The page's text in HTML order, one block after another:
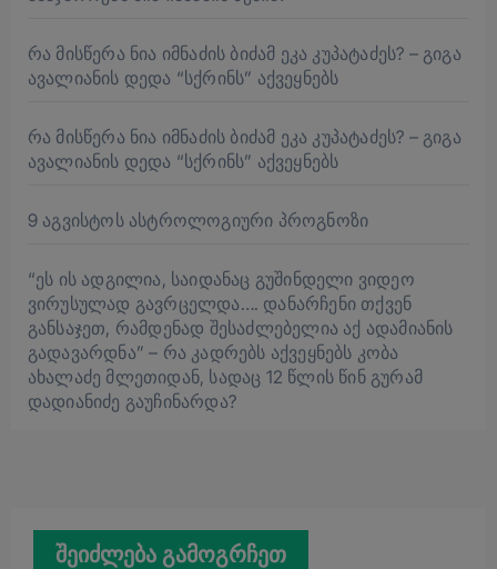
რა მისწერა ნია იმნაძის ბიძამ ეკა კუპატაძეს? – გიგა
ავალიანის დედა “სქრინს” აქვეყნებს
რა მისწერა ნია იმნაძის ბიძამ ეკა კუპატაძეს? – გიგა
ავალიანის დედა “სქრინს” აქვეყნებს
9 აგვისტოს ასტროლოგიური პროგნოზი
“ეს ის ადგილია, საიდანაც გუშინდელი ვიდეო
ვირუსულად გავრცელდა…. დანარჩენი თქვენ
განსაჯეთ, რამდენად შესაძლებელია აქ ადამიანის
გადავარდნა” – რა კადრებს აქვეყნებს კობა
ახალაძე მლეთიდან, სადაც 12 წლის წინ გურამ
დადიანიძე გაუჩინარდა?
შეიძლება გამოგრჩეთ